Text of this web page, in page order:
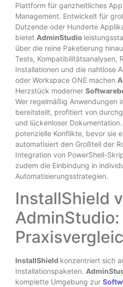
Plattform für ganzheitliches
Management. Entwickelt für
Dutzende oder Hunderte
bietet AdminStudio
über die reine Paketierung
Tests, Kompatibilitätsanalysen,
Installationen und die nahtlose
oder Workspace ONE machen
Herzstück moderner
Wer regelmäßig Anwendungen
bereitstellt, profitiert von
und lückenloser Dokumentation.
potenzielle Konflikte, bevor sie
automatisiert den Großteil der
Integration von PowerShell-
zudem die Einbindung in
Automatisierungsstrategien.
InstallShield
AdminStudio:
InstallShield konzentriert sich
Installationspaketen.
komplette Umgebung zur